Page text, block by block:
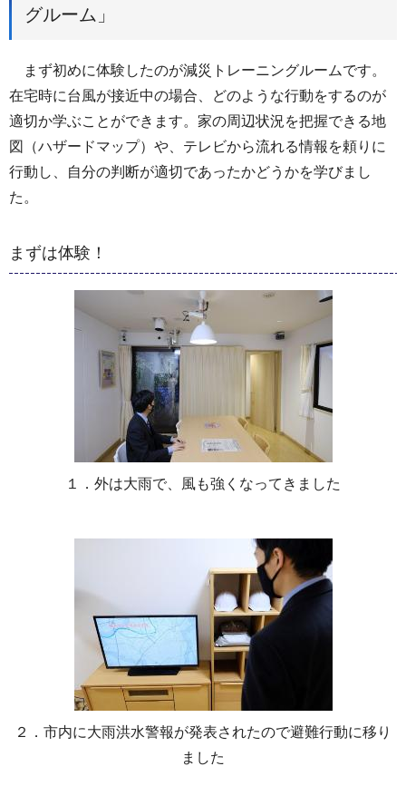
グルーム」
まず初めに体験したのが減災トレーニングルームです。
在宅時に台風が接近中の場合、どのような行動をするのが
適切か学ぶことができます。家の周辺状況を把握できる地
図（ハザードマップ）や、テレビから流れる情報を頼りに
行動し、自分の判断が適切であったかどうかを学びまし
た。
まずは体験！
１．外は大雨で、風も強くなってきました
２．市内に大雨洪水警報が発表されたので避難行動に移り
ました